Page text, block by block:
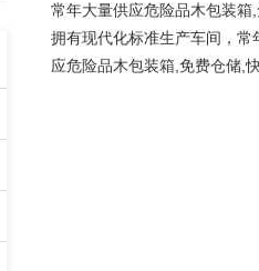
常年大量供应危险品木包装
拥有现代化标准生产车间，
应危险品木包装箱,免费仓储,